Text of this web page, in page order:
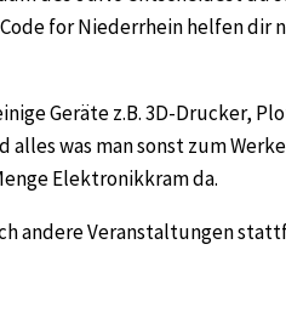
for Niederrhein helfen dir
Geräte z.B. 3D-Drucker,
was man sonst zum
Elektronikkram da.
andere Veranstaltungen